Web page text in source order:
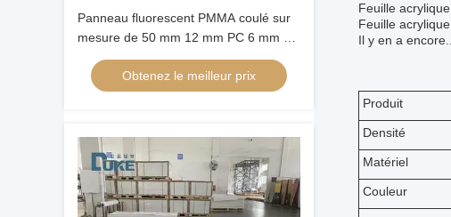
Panneau fluorescent PMMA coulé sur
mesure de 50 mm 12 mm PC 6 mm PE
Acrylique plastique publicitaire
panneau de décoration 10 mm Coupe
faite de lumière
Obtenez le meilleur prix
Feuille
Feuille
Il y en a encore...
Produit
Densité
Matériel
Couleur